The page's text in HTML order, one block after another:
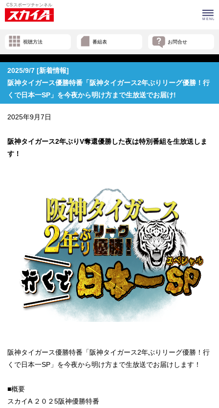
視聴方法 番組表 お問合せ
2025/9/7 [新着情報]
阪神タイガース優勝特番「阪神タイガース2年ぶりリーグ優勝！行
くで日本一SP」を今夜から明け方まで生放送でお届け!
2025年9月7日
阪神タイガース2年ぶりV奪還優勝した夜は特別番組を生放送しま
す！
阪神タイガース優勝特番「阪神タイガース2年ぶりリーグ優勝！行
くで日本一SP」を今夜から明け方まで生放送でお届けします！
■概要
スカイA ２０２5阪神優勝特番